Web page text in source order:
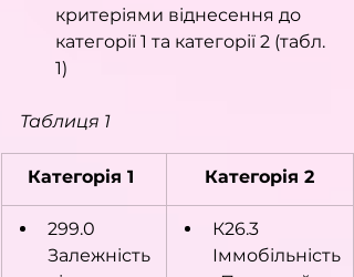
критеріями віднесення до
категорії 1 та категорії 2 (табл.
1)
Таблиця 1
Категорія 1 Категорія 2
299.0
Залежність
К26.3
Іммобільність